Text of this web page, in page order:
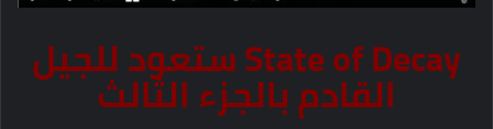
State of Decay ستعود للجيل
القادم بالجزء الثالث